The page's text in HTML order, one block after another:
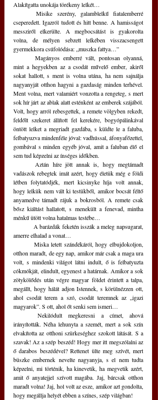
Alakítgatta unokája törékeny lelkét…
	Misike szerény, galamblelkű fiatalemberré
cseperedett. Igazról tudott és hitt benne. A hamisságot
messziről elkerülte. A megbocsátást is gyakorolta
volna, de mélyen sebzett lelkében visszacsengett
gyermekkora csúfolódása: „muszka fattya…”
mint a hegyekben az a csodát művelő ember, akiről
sokat hallott, s ment is volna utána, ha nem sajnálja
nagyanyját otthon hagyni a gazdaság minden terhével.
Ment volna, mert valamiért vonzotta a rengeteg, s mert
sok hír járt az ablak alatt esténként az emberek szájából.
Volt, hogy arról rebesgettek, a remete völgyben rekedt,
feldőlt szekeret állított fel kerekére, bogyópálinkával
öntött lelket a megriadt gazdába, s küldte le a faluba,
felbatyuzva mindenféle jóval: vadhússal, áfonyafőzettel,
gombával s minden egyéb jóval, amit a faluban élő el
sem tud képzelni az ínséges időkben.
vadászok rebegtek imát azért, hogy életük még e földi
létben folytatódjék, mert kicsinyke híja volt annak,
hogy lelkük nem vált ki testükből, amikor bocsát féltő
anyamedve támadt rájuk a bokrosból. A remete csak
bősz kiáltást hallatott, s menekült a fenevad, mintha
ménkű ütött volna hatalmas testébe…
amerre elhalad a vonat…
otthon maradt, de egy nap, amikor már csak a maga ura
volt, s mindenki világot látni indult, ő is felbatyuzta
cókmókját, elindult, egyenest a határnak. Amikor a sok
zötykölődés után végre magyar földet érintett a talpa,
megállt, hogy hálát adjon Istennek, s körülnézzen ott,
ahol csodát terem a szó, csodát teremnek az „igazi
magyarok”. S ott, ahol őt senki sem ismeri…
	Nekilódult megkeresni a címet, ahová
irányították. Néha lehunyta a szemét, mert a sok szín
elvakította az otthoni szürkeséghez szokott látását. S a
szavak! Az a szép beszéd! Hogy mer itt megszólalni az
ő darabos beszédével? Rettenet ülte meg szívét, mert
büszke embernek nevelte nagyanyja, s el nem tudta
képzelni, mi történik, ha kinevetik, ha megvetik azért,
amit ő anyatejjel szívott magába. Jaj, bárcsak otthon
maradt volna! Jaj, hol volt az esze, amikor azt gondolta,
hogy megállja helyét ebben a színes, szép világban!